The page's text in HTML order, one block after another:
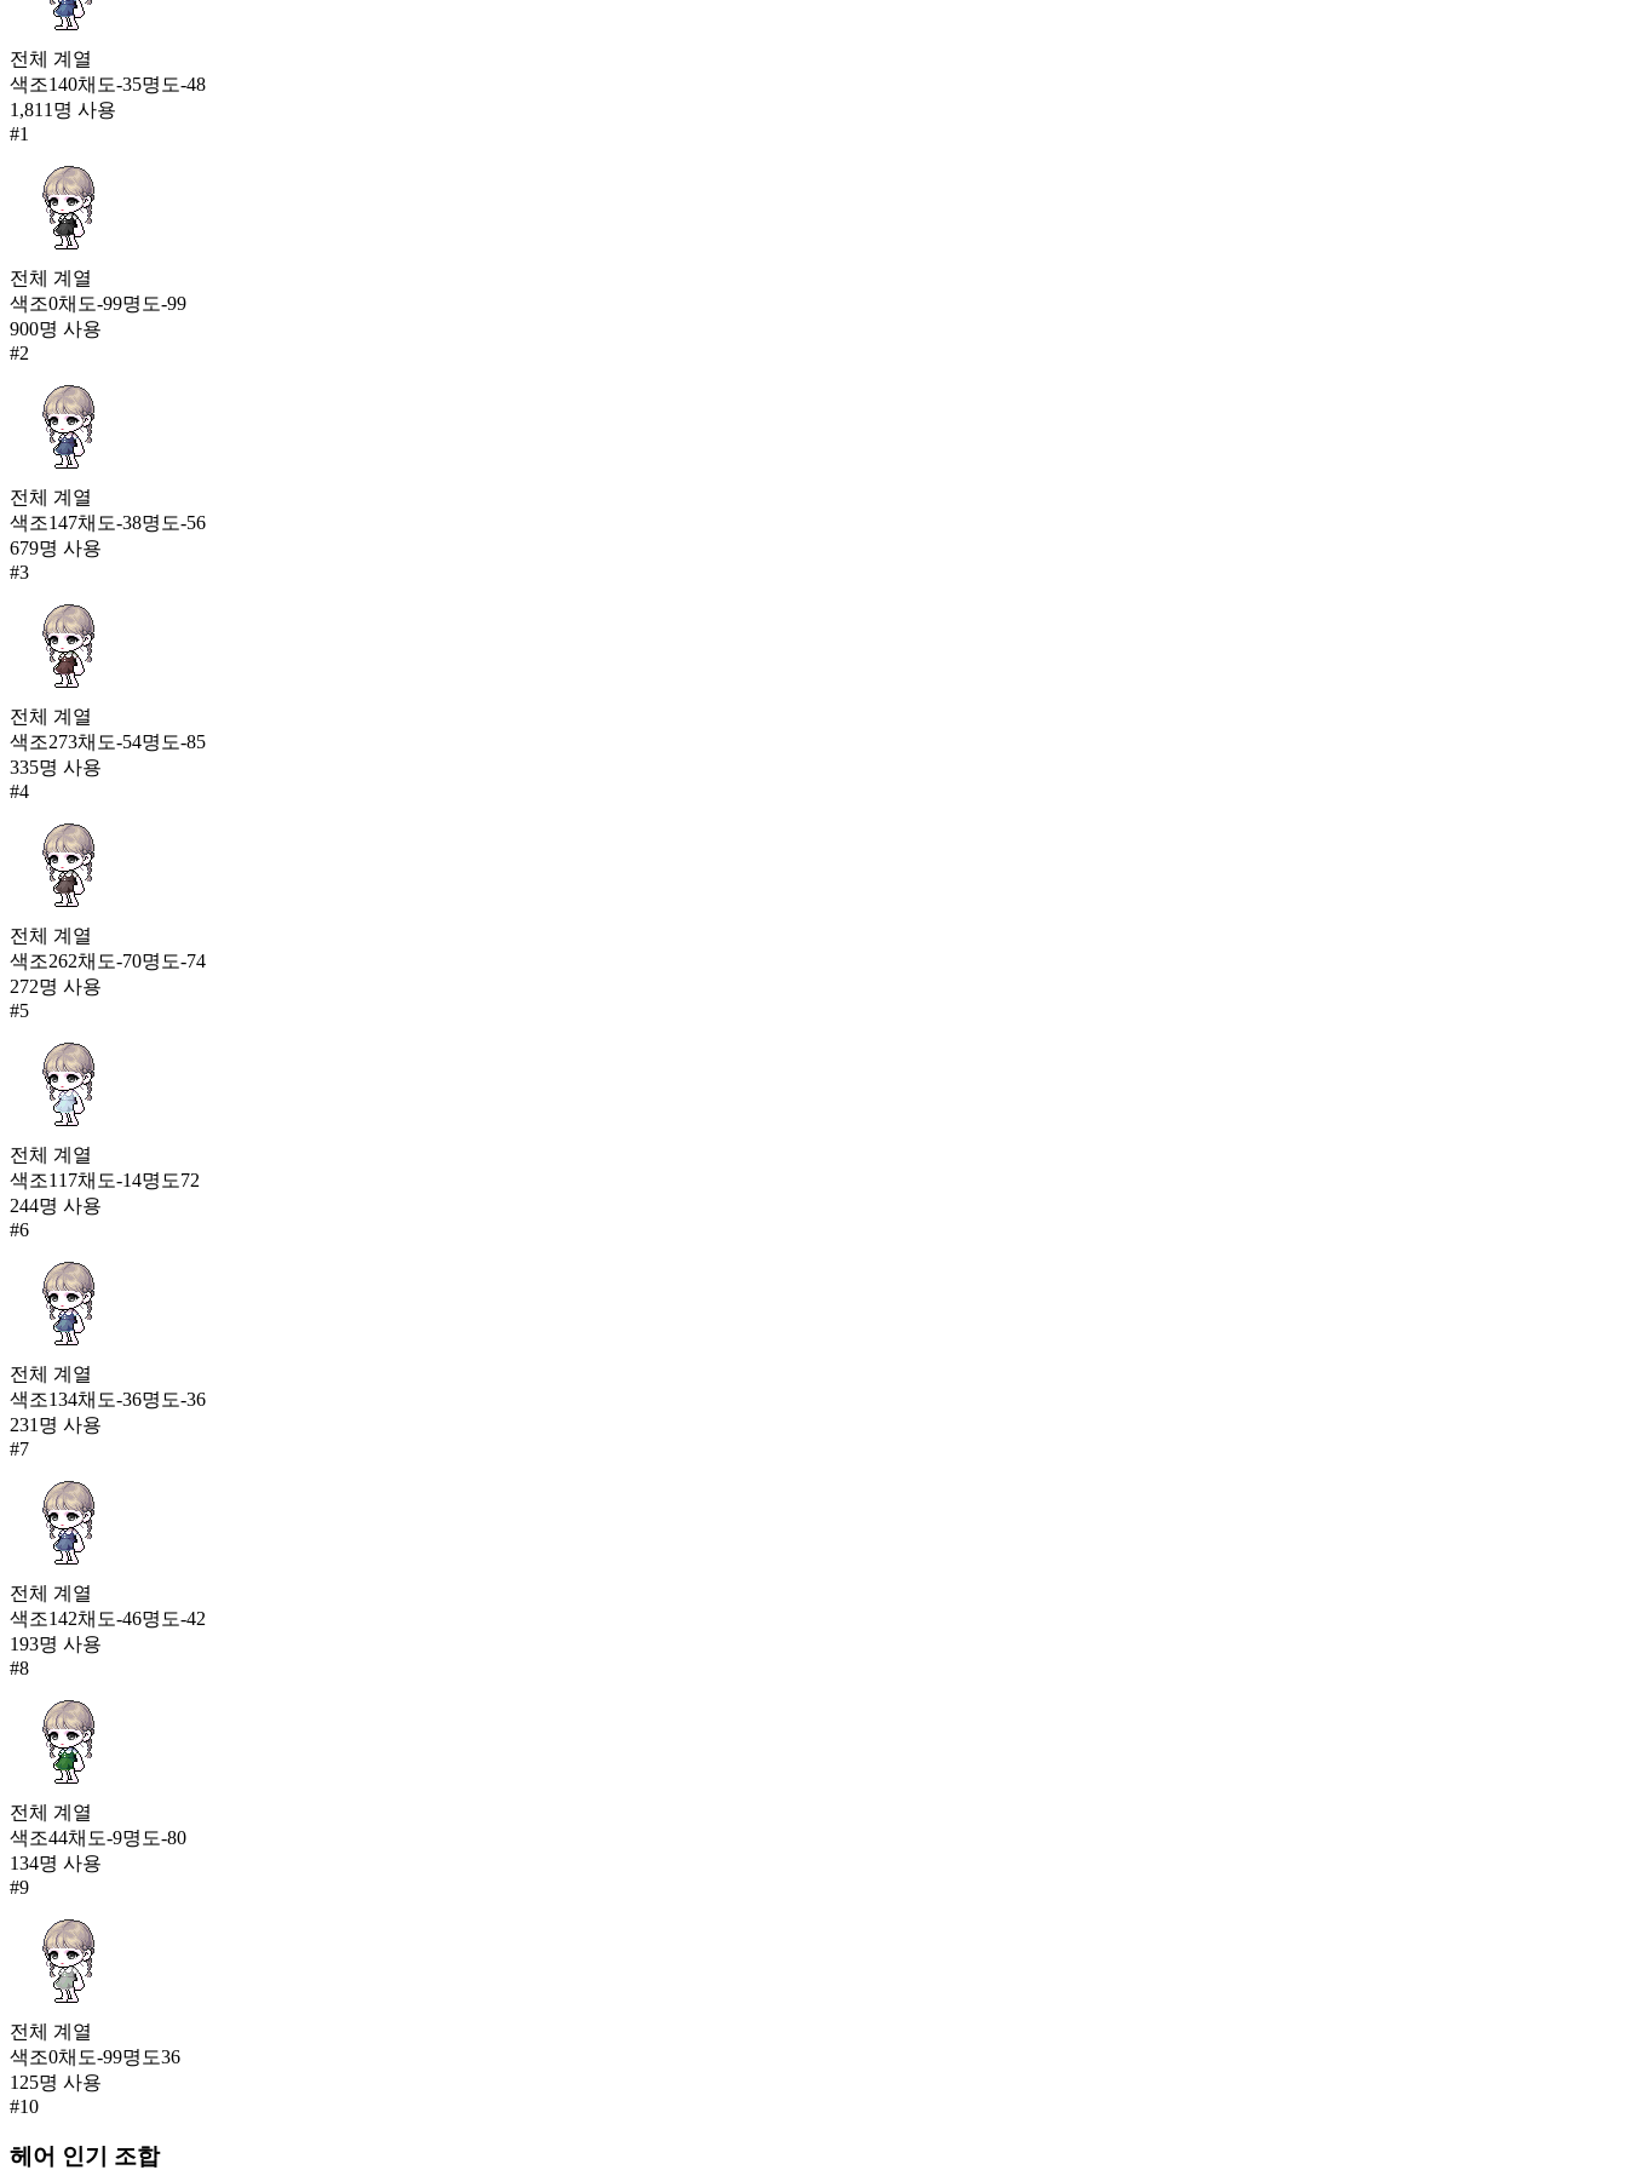
24,837
213
난빛 항아(여)
이노스케의 바지(남)
24,651
215
달의 고지(여)
24,596
216
탄지로의 옷
24,580
미스터리 스펠(여)
24,574
218
달빛 느와르 자켓(남)
24,529
전체 계열
색조140채도-35명도-48
1,811 명 사용
#1
전체 계열
색조0채도-99명도-99
900명 사용
#2
전체 계열
색조147채도-38명도-56
679명 사용
#3
전체 계열
색조273채도-54명도-85
335명 사용
#4
전체 계열
색조262채도-70명도-74
272명 사용
#5
전체 계열
색조117채도-14명도72
244명 사용
#6
전체 계열
색조134채도-36명도-36
231 명 사용
#7
전체 계열
색조142채도-46명도-42
193명 사용
#8
전체 계열
색조44채도-9명도-80
134명 사용
#9
전체 계열
색조0채도-99명도36
125명 사용
#10
헤어 인기 조합